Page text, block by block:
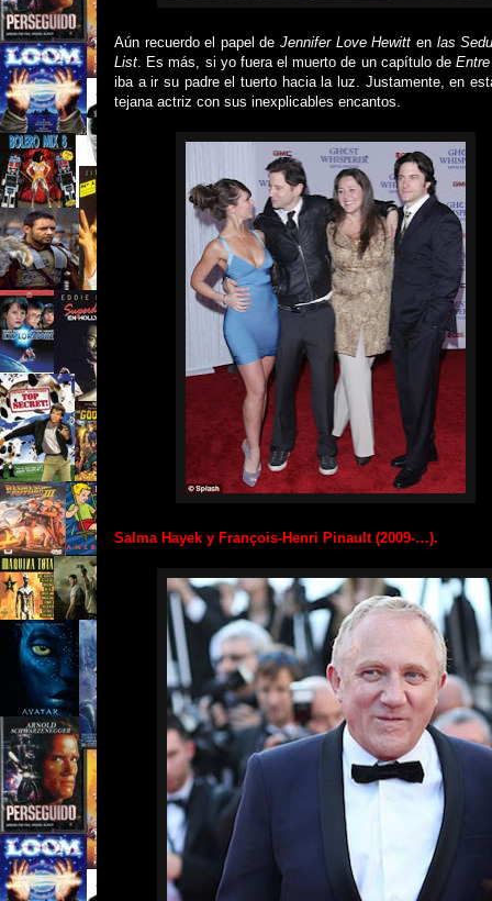
Aún recuerdo el papel deJennifer Love Hewitt en las
List . Es más, si yo fuera el muerto de un capítulo de
iba a ir su padre el tuerto hacia la luz. Justamente, en
tejana actriz con sus inexplicables encantos.
Salma Hayek y François-Henri Pinault (2009-…).